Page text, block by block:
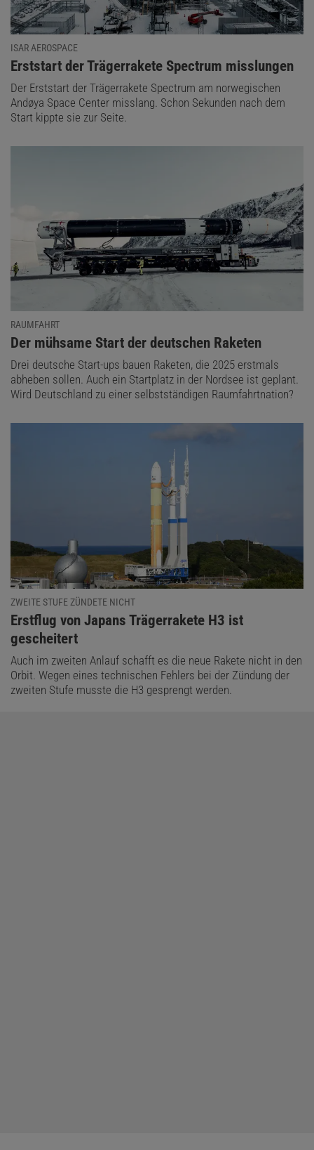
ISAR AEROSPACE
:
Erststart der Trägerrakete Spectrum misslungen
Der Erststart der Trägerrakete Spectrum am norwegischen
Andøya Space Center misslang. Schon Sekunden nach dem
Start kippte sie zur Seite.
RAUMFAHRT
:
Der mühsame Start der deutschen Raketen
Drei deutsche Start-ups bauen Raketen, die 2025 erstmals
abheben sollen. Auch ein Startplatz in der Nordsee ist geplant.
Wird Deutschland zu einer selbstständigen Raumfahrtnation?
ZWEITE STUFE ZÜNDETE NICHT
:
Erstflug von Japans Trägerrakete H3 ist
gescheitert
Auch im zweiten Anlauf schafft es die neue Rakete nicht in den
Orbit. Wegen eines technischen Fehlers bei der Zündung der
zweiten Stufe musste die H3 gesprengt werden.